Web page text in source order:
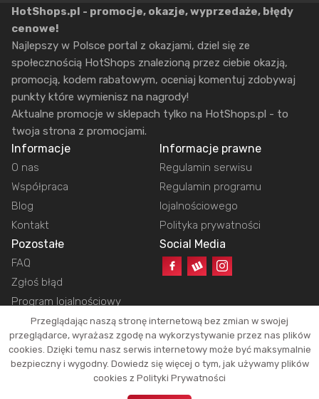
HotShops.pl - promocje, okazje, wyprzedaże, błędy
cenowe!
Najlepszy w Polsce portal z okazjami, dziel się ze
społecznością HotShops znalezioną przez ciebie okazją,
promocją, kodem rabatowym, oceniaj komentuj zdobywaj
punkty które wymienisz na nagrody!
Aktualne promocje w sklepach tylko na HotShops.pl - to
twoja strona z promocjami.
Informacje
O nas
Współpraca
Blog
Kontakt
Informacje prawne
Regulamin serwisu
Regulamin programu
lojalnościowego
Polityka prywatności
Pozostałe
FAQ
Zgłoś błąd
Program lojalnościowy
Social Media
Copyright © 2026 HotShops.pl - Wszelkie prawa zastrzeżone.
Jako partnerzy możemy otrzymać prowizję za dokonanie zakupów z naszych
linków. Dzięki temu jesteśmy w stanie utrzymać działanie naszego portalu.
Okazje oraz ich atrakcyjność zależą tylko i wyłącznie od naszych
Przeglądając naszą stronę internetową bez zmian w swojej
przeglądarce, wyrażasz zgodę na wykorzystywanie przez nas plików
cookies. Dzięki temu nasz serwis internetowy może być maksymalnie
bezpieczny i wygodny. Dowiedz się więcej o tym, jak używamy plików
cookies z Polityki Prywatności